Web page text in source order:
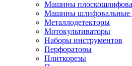
Машины
Машины шлифовальные
Металлодетекторы
Мотокультиваторы
Наборы инструментов
Перфораторы
Плиткорезы